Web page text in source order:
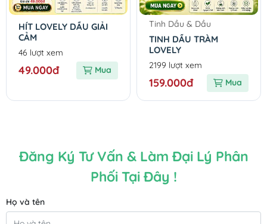
HÍT LOVELY DẦU GIẢI
CẢM
46 lượt xem
49.000đ Mua
Tinh Dầu & Dầu
TINH DẦU TRÀM
LOVELY
2199 lượt xem
159.000đ Mua
Đăng Ký Tư Vấn & Làm Đại Lý Phân
Phối Tại Đây !
Họ và tên